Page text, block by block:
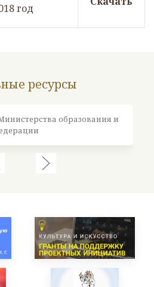
год
ресурсы
образования и